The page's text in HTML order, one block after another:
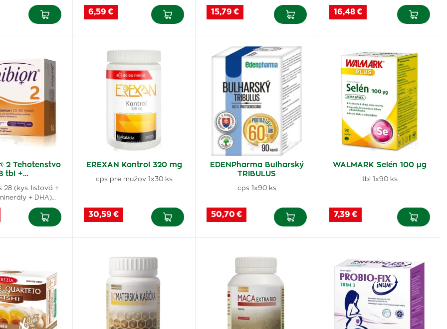
6,59 € 15,79 € 16,48 €
2 Tehotenstvo
tbl +…
28 (kys. listová +
+ DHA)…
EREXAN Kontrol 320 mg
cps pre mužov 1x30 ks
30,59 €
EDENPharma Bulharský
TRIBULUS
cps 1x90 ks
50,70 €
WALMARK Selén 100 µg
tbl 1x90 ks
7,39 €